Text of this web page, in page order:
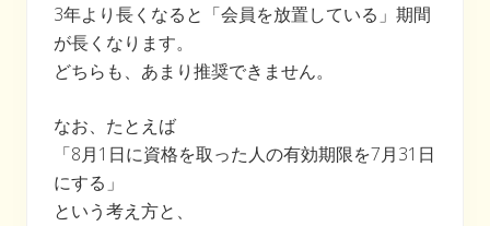
3年より長くなると「会員を放置している」期間
が長くなります。
どちらも、あまり推奨できません。
なお、たとえば
「8月1日に資格を取った人の有効期限を7月31日
にする」
という考え方と、